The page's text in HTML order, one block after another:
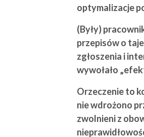
optymalizacje
(Były)
przepisów o
zgłoszenia i
wywołało
Orzeczenie to
nie wdrożono
zwolnieni z